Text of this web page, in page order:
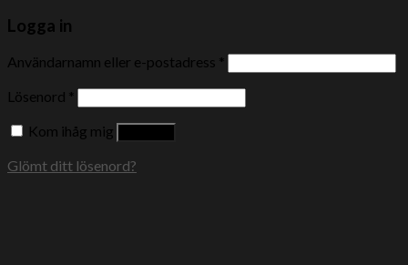
Logga in
Användarnamn eller e-postadress *
Lösenord *
Kom ihåg mig
Glömt ditt lösenord?